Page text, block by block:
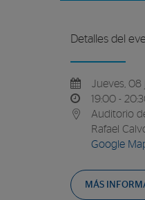
Detalles del
Jueves, 08
19:00 -
Auditorio
Rafael
Google
MÁS